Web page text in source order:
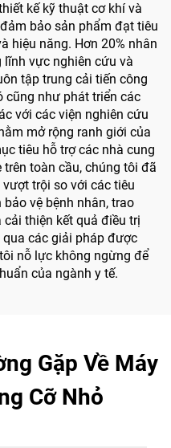
kế kỹ thuật cơ khí và
bảo sản phẩm đạt tiêu
hiệu năng. Hơn 20% nhân
vực nghiên cứu và
tập trung cải tiến công
cũng như phát triển các
với các viện nghiên cứu
mở rộng ranh giới của
tiêu hỗ trợ các nhà cung
toàn cầu, chúng tôi đã
trội so với các tiêu
vệ bệnh nhân, trao
thiện kết quả điều trị
qua các giải pháp được
nỗ lực không ngừng để
của ngành y tế.
Gặp Về Máy
Cỡ Nhỏ